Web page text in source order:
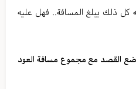
كل ذلك يبلغ المسافة.. فهل عليه
القصد مع مجموع مسافة العود